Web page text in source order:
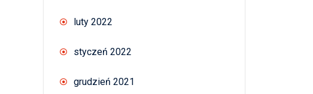
luty 2022
styczeń 2022
grudzień 2021